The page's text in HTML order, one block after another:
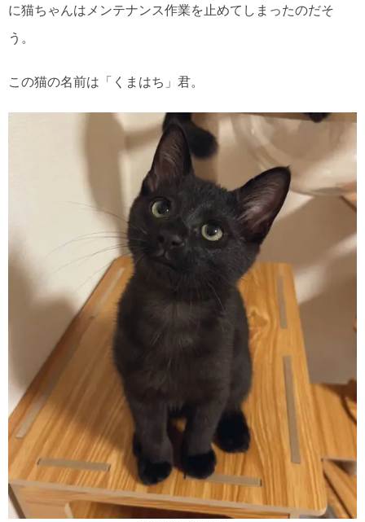
に猫ちゃんはメンテナンス作業を止めてしまったのだそ
う。
この猫の名前は「くまはち」君。